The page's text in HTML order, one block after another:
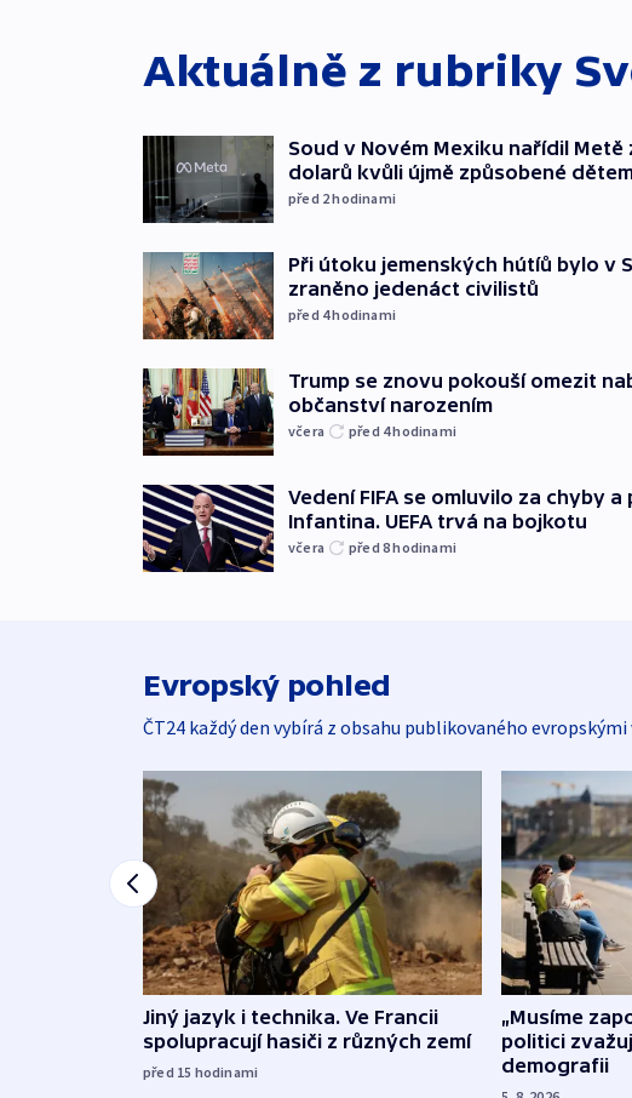
Aktuálně z rubriky
Soud v Novém Mexiku nařídil Metě
dolarů kvůli újmě způsobené
před 2hodinami
Při útoku jemenských hútíů bylo v
zraněno jedenáct civilistů
před 4hodinami
Trump se znovu pokouší omezit
občanství narozením
včera před 4hodinami
Vedení FIFA se omluvilo za chyby
Infantina. UEFA trvá na bojkotu
včera před 8hodinami
Evropský pohled
ČT24 každý den vybírá z obsahu publikovaného
Jiný jazyk i technika. Ve Francii
spolupracují hasiči z různých zemí
před 15 hodinami
„Musíme
politici
demografii